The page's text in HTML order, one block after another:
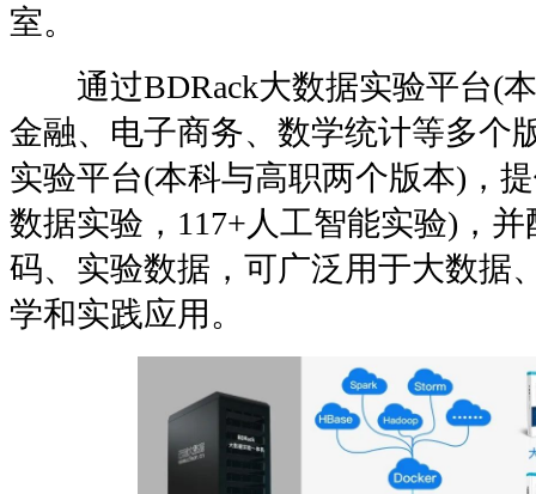
室。
通过BDRack大数据实验平台(本
金融、电子商务、数学统计等多个
实验平台(本科与高职两个版本)，
数据实验，117+人工智能实验)，
码、实验数据，可广泛用于大数据
学和实践应用。